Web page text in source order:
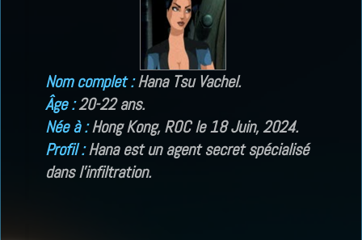
Nom complet :Hana Tsu Vachel.
Âge :20-22 ans.
Née à :Hong Kong, ROC le 18 Juin, 2024.
Profil : Hana est un agent secret spécialisé
dans l’infiltration.